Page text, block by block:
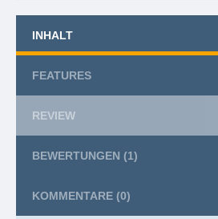
INHALT
FEATURES
REVIEW
BEWERTUNGEN (1)
KOMMENTARE (0)